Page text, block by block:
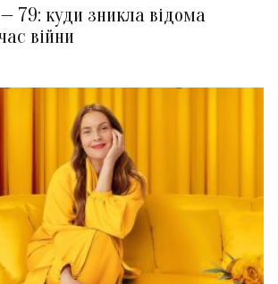
79: куди зникла відома
війни